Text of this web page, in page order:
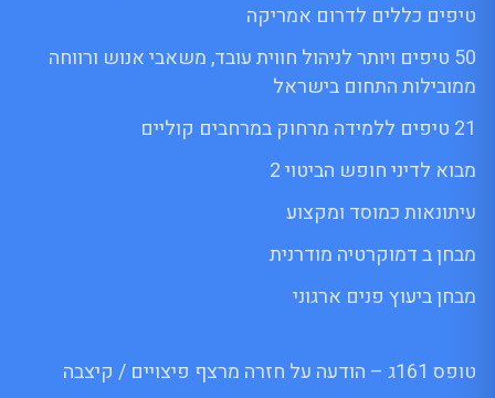
טיפים כללים לדרום אמריקה
50 טיפים ויותר לניהול חווית עובד, משאבי אנוש ורווחה
ממובילות התחום בישראל
21 טיפים ללמידה מרחוק במרחבים קוליים
מבוא לדיני חופש הביטוי 2
עיתונאות כמוסד ומקצוע
מבחן ב דמוקרטיה מודרנית
מבחן ביעוץ פנים ארגוני
טופס 161ג – הודעה על חזרה מרצף פיצויים / קיצבה